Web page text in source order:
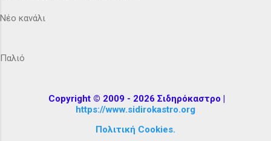
Νέο κανάλι
Παλιό
Copyright © 2009 - 2026 Σιδηρόκαστρο |
https://www.sidirokastro.org
Πολιτική Cookies.